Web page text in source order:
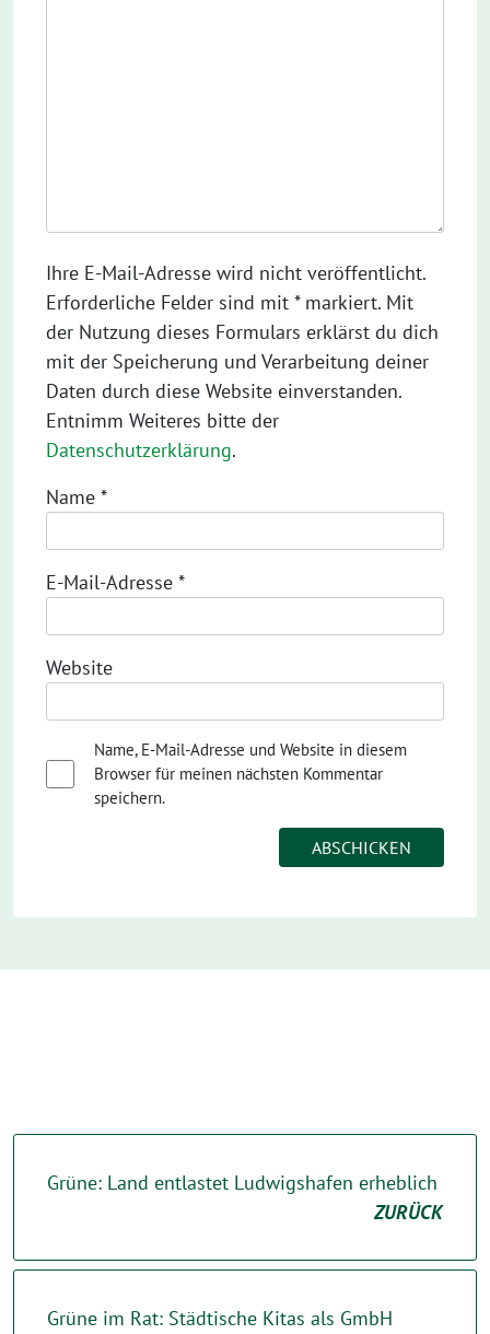
Ihre E-Mail-Adresse wird nicht veröffentlicht.
Erforderliche Felder sind mit * markiert. Mit
der Nutzung dieses Formulars erklärst du dich
mit der Speicherung und Verarbeitung deiner
Daten durch diese Website einverstanden.
Entnimm Weiteres bitte der
Datenschutzerklärung.
Name *
E-Mail-Adresse *
Website
Name, E-Mail-Adresse und Website in diesem
Browser für meinen nächsten Kommentar
speichern.
Grüne: Land entlastet Ludwigshafen erheblich
ZURÜCK
Grüne im Rat: Städtische Kitas als GmbH